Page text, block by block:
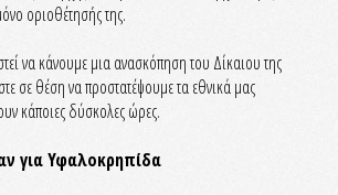
οριοθέτησής της.
να κάνουμε μια ανασκόπηση του Δίκαιου της
σε θέση να προστατέψουμε τα εθνικά μας
κάποιες δύσκολες ώρες.
για Υφαλοκρηπίδα